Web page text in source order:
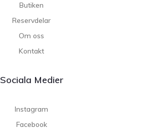
Butiken
Reservdelar
Om oss
Kontakt
Sociala Medier
Instagram
Facebook